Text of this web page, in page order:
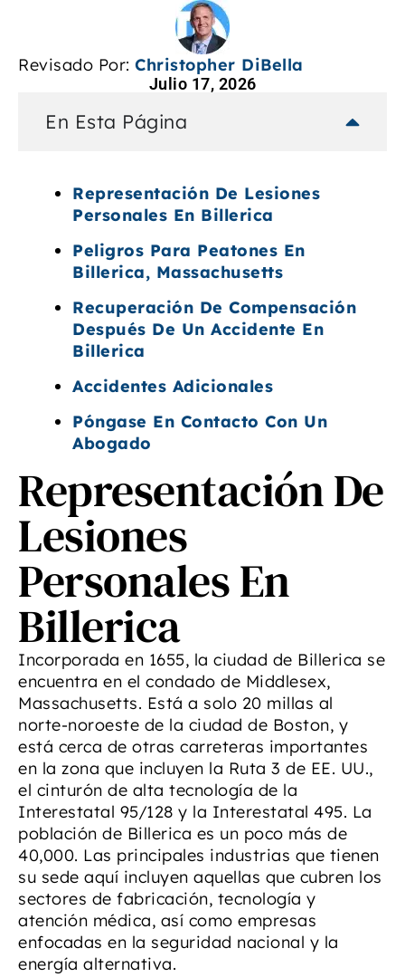
Revisado Por: Christopher DiBella
Julio 17, 2026
En Esta Página
Representación De Lesiones
Personales En Billerica
Peligros Para Peatones En
Billerica, Massachusetts
Recuperación De Compensación
Después De Un Accidente En
Billerica
Accidentes Adicionales
Póngase En Contacto Con Un
Abogado
Representación De
Lesiones
Personales En
Billerica
Incorporada en 1655, la ciudad de Billerica se
encuentra en el condado de Middlesex,
Massachusetts. Está a solo 20 millas al
norte-noroeste de la ciudad de Boston, y
está cerca de otras carreteras importantes
en la zona que incluyen la Ruta 3 de EE. UU.,
el cinturón de alta tecnología de la
Interestatal 95/128 y la Interestatal 495. La
población de Billerica es un poco más de
40,000. Las principales industrias que tienen
su sede aquí incluyen aquellas que cubren los
sectores de fabricación, tecnología y
atención médica, así como empresas
enfocadas en la seguridad nacional y la
energía alternativa.